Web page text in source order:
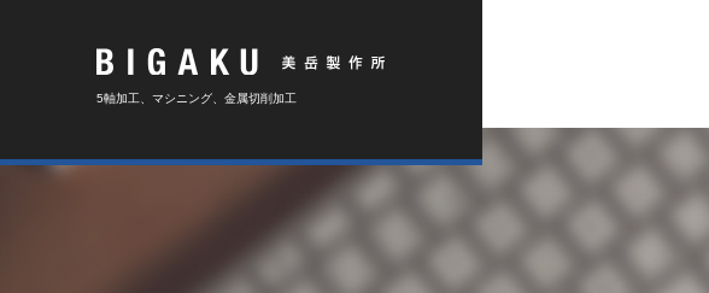
5軸加工、マシニング、金属切削加工